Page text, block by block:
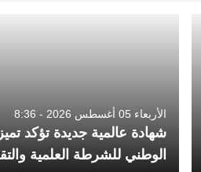
الأربعاء 05 أغسطس 2026 - 8:36
شهادة عالمية جديدة تؤكد
الوطني للشرطة العلمية